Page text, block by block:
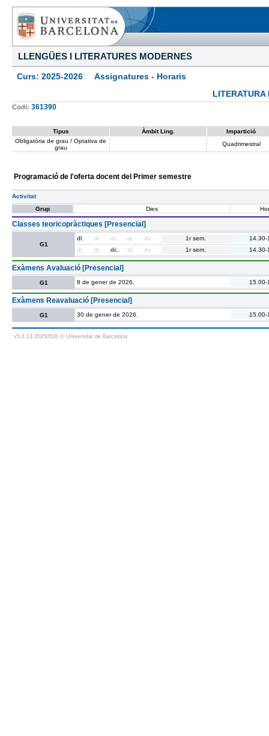
LLENGÜES I LITERATURES MODERNES
Curs: 2025-2026 Assignatures - Horaris
LITERATURA
Codi: 361390
Tipus Àmbit Ling.
Impartició
Obligatòria de grau / Optativa de
grau
Quadrimestral
Programació de l'oferta docent del Primer semestre
Activitat
Grup
Dies
Classes teoricopràctiques [Presencial]
G1
dl. dt. dc. dj. dv. 1r sem.
14.30-
dl.
dt. dc. dj. dv. 1r sem. 14.30-
Exàmens Avaluació [Presencial]
G1 8 de gener de 2026. 15.00-
Exàmens Reavaluació [Presencial]
G1 30 de gener de 2026. 15.00-
v5.1.13 20250520 © Universitat de Barcelona